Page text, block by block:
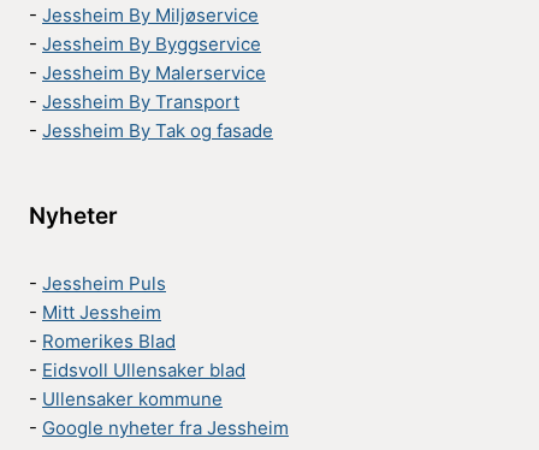
- Jessheim By Miljøservice
- Jessheim By Byggservice
- Jessheim By Malerservice
- Jessheim By Transport
- Jessheim By Tak og fasade
Nyheter
- Jessheim Puls
- Mitt Jessheim
- Romerikes Blad
- Eidsvoll Ullensaker blad
- Ullensaker kommune
- Google nyheter fra Jessheim